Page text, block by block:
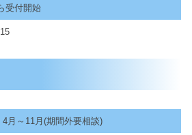
受付開始
4月～11月(期間外要相談)